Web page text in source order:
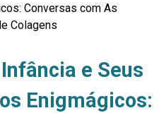
Conversas com As
Colagens
e Seus
Enigmágicos: